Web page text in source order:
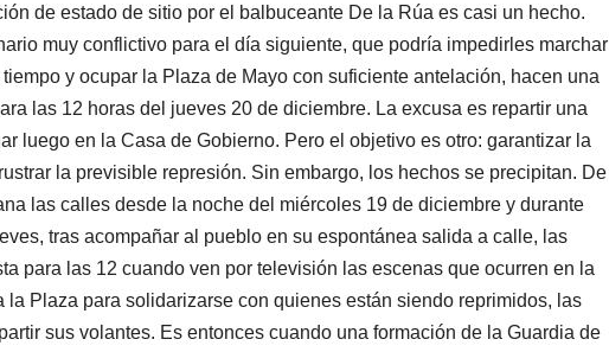
de estado de sitio por el balbuceante De la Rúa es casi un hecho.
muy conflictivo para el día siguiente, que podría impedirles marchar
y ocupar la Plaza de Mayo con suficiente antelación, hacen una
las 12 horas del jueves 20 de diciembre. La excusa es repartir una
luego en la Casa de Gobierno. Pero el objetivo es otro: garantizar la
la previsible represión. Sin embargo, los hechos se precipitan. De
las calles desde la noche del miércoles 19 de diciembre y durante
tras acompañar al pueblo en su espontánea salida a calle, las
para las 12 cuando ven por televisión las escenas que ocurren en la
Plaza para solidarizarse con quienes están siendo reprimidos, las
sus volantes. Es entonces cuando una formación de la Guardia de